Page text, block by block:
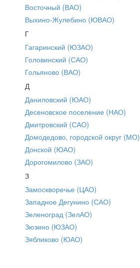
Восточный (ВАО)
Выхино-Жулебино (ЮВАО)
Г
Гагаринский (ЮЗАО)
Головинский (САО)
Гольяново (ВАО)
Д
Даниловский (ЮАО)
Десеновское поселение (НАО)
Дмитровский (САО)
Домодедово, городской округ (МО)
Донской (ЮАО)
Дорогомилово (ЗАО)
З
Замоскворечье (ЦАО)
Западное Дегунино (САО)
Зеленоград (ЗелАО)
Зюзино (ЮЗАО)
Зябликово (ЮАО)